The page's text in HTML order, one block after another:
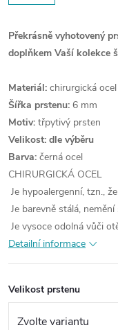
Překrásně vyhotovený
doplňkem Vaší kolekce
Materiál: chirurgická
Šířka prstenu: 6 mm
Motiv: třpytivý prsten
Velikost: dle výběru
Barva: černá ocel
CHIRURGICKÁ OCEL
Je hypoalergenní, tzn.,
Je barevně stálá,
Je vysoce odolná vůči
Detailní informace
Velikost prstenu